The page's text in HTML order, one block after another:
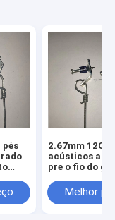
pés
2.67mm 12GA
acústicos
pre o fio do
grampo de
Melhor